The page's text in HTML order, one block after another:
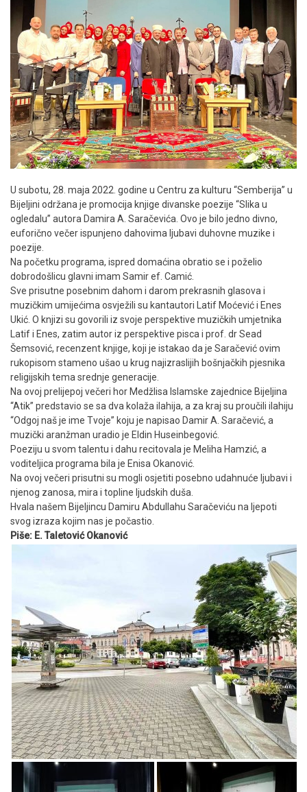
U subotu, 28. maja 2022. godine u Centru za kulturu “Semberija” u
Bijeljini održana je promocija knjige divanske poezije “Slika u
ogledalu” autora Damira A. Saračevića. Ovo je bilo jedno divno,
euforično večer ispunjeno dahovima ljubavi duhovne muzike i
poezije.
Na početku programa, ispred domaćina obratio se i poželio
dobrodošlicu glavni imam Samir ef. Camić.
Sve prisutne posebnim dahom i darom prekrasnih glasova i
muzičkim umijećima osvježili su kantautori Latif Moćević i Enes
Ukić. O knjizi su govorili iz svoje perspektive muzičkih umjetnika
Latif i Enes, zatim autor iz perspektive pisca i prof. dr Sead
Šemsović, recenzent knjige, koji je istakao da je Saračević ovim
rukopisom stameno ušao u krug najizraslijih bošnjačkih pjesnika
religijskih tema srednje generacije.
Na ovoj prelijepoj večeri hor Medžlisa Islamske zajednice Bijeljina
“Atik” predstavio se sa dva kolaža ilahija, a za kraj su proučili ilahiju
“Odgoj naš je ime Tvoje” koju je napisao Damir A. Saračević, a
muzički aranžman uradio je Eldin Huseinbegović.
Poeziju u svom talentu i dahu recitovala je Meliha Hamzić, a
voditeljica programa bila je Enisa Okanović.
Na ovoj večeri prisutni su mogli osjetiti posebno udahnuće ljubavi i
njenog zanosa, mira i topline ljudskih duša.
Hvala našem Bijeljincu Damiru Abdullahu Saračeviću na ljepoti
svog izraza kojim nas je počastio.
Piše: E. Taletović Okanović